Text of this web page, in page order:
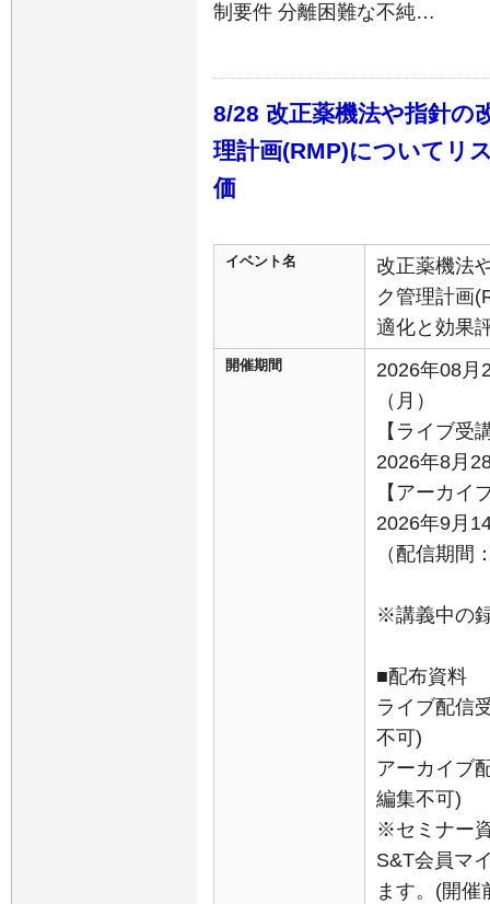
制要件 分離困難な不純…
8/28 改正薬機法や指針の
理計画(RMP)についてリ
価
イベント名
改正薬機法
ク管理計画
適化と効果
開催期間
2026年08月
（月）
【ライブ受
2026年8月
【アーカイ
2026年9月
（配信期間
※講義中の
■配布資料
ライブ配信
不可)
アーカイブ
編集不可)
※セミナー
S&T会員マ
ます。(開催